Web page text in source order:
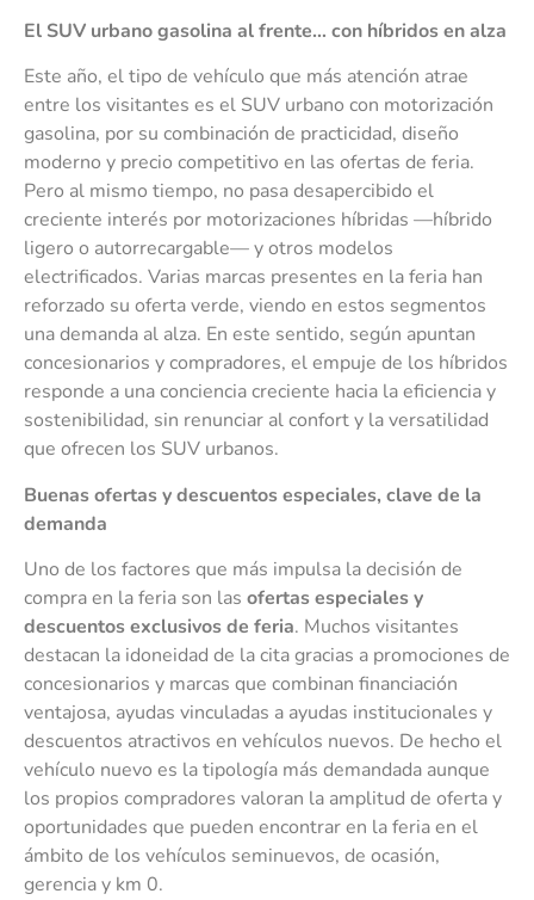
El SUV urbano gasolina al frente… con híbridos en alza
Este año, el tipo de vehículo que más atención atrae
entre los visitantes es el SUV urbano con motorización
gasolina, por su combinación de practicidad, diseño
moderno y precio competitivo en las ofertas de feria.
Pero al mismo tiempo, no pasa desapercibido el
creciente interés por motorizaciones híbridas —híbrido
ligero o autorrecargable— y otros modelos
electrificados. Varias marcas presentes en la feria han
reforzado su oferta verde, viendo en estos segmentos
una demanda al alza. En este sentido, según apuntan
concesionarios y compradores, el empuje de los híbridos
responde a una conciencia creciente hacia la eficiencia y
sostenibilidad, sin renunciar al confort y la versatilidad
que ofrecen los SUV urbanos.
Buenas ofertas y descuentos especiales, clave de la
demanda
Uno de los factores que más impulsa la decisión de
compra en la feria son las ofertas especiales y
descuentos exclusivos de feria. Muchos visitantes
destacan la idoneidad de la cita gracias a promociones de
concesionarios y marcas que combinan financiación
ventajosa, ayudas vinculadas a ayudas institucionales y
descuentos atractivos en vehículos nuevos. De hecho el
vehículo nuevo es la tipología más demandada aunque
los propios compradores valoran la amplitud de oferta y
oportunidades que pueden encontrar en la feria en el
ámbito de los vehículos seminuevos, de ocasión,
gerencia y km 0.